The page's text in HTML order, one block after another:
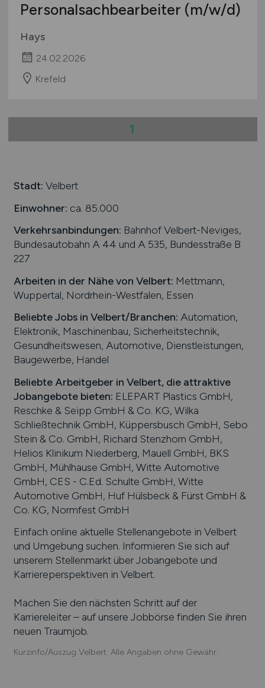
Personalsachbearbeiter (m/w/d)
Hays
24.02.2026
Krefeld
1
Stadt: Velbert
Einwohner: ca. 85.000
Verkehrsanbindungen: Bahnhof Velbert-Neviges,
Bundesautobahn A 44 und A 535, Bundesstraße B
227
Arbeiten in der Nähe von Velbert: Mettmann,
Wuppertal, Nordrhein-Westfalen, Essen
Beliebte Jobs in Velbert/Branchen: Automation,
Elektronik, Maschinenbau, Sicherheitstechnik,
Gesundheitswesen, Automotive, Dienstleistungen,
Baugewerbe, Handel
Beliebte Arbeitgeber in Velbert, die attraktive
Jobangebote bieten: ELEPART Plastics GmbH,
Reschke & Seipp GmbH & Co. KG, Wilka
Schließtechnik GmbH, Küppersbusch GmbH, Sebo
Stein & Co. GmbH, Richard Stenzhorn GmbH,
Helios Klinikum Niederberg, Mauell GmbH, BKS
GmbH, Mühlhause GmbH, Witte Automotive
GmbH, CES - C.Ed. Schulte GmbH, Witte
Automotive GmbH, Huf Hülsbeck & Fürst GmbH &
Co. KG, Normfest GmbH
Einfach online aktuelle Stellenangebote in Velbert
und Umgebung suchen. Informieren Sie sich auf
unserem Stellenmarkt über Jobangebote und
Karriereperspektiven in Velbert.
Machen Sie den nächsten Schritt auf der
Karriereleiter – auf unsere Jobbörse finden Sie ihren
neuen Traumjob.
Kurzinfo/Auszug Velbert. Alle Angaben ohne Gewähr.